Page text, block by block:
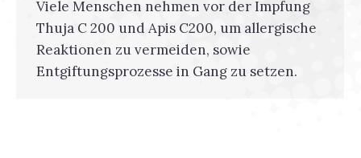
Viele Menschen nehmen vor der Impfung
Thuja C 200 und Apis C200, um allergische
Reaktionen zu vermeiden, sowie
Entgiftungsprozesse in Gang zu setzen.